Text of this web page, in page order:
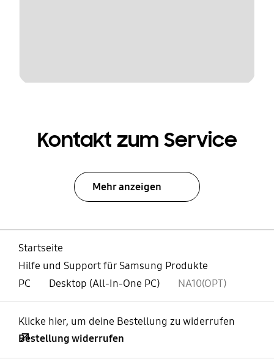
Kontakt zum Service
Mehr anzeigen
Startseite
Hilfe und Support für Samsung Produkte
PC
Desktop (All-In-One PC) NA10(OPT)
Klicke hier, um deine Bestellung zu widerrufen
Bestellung widerrufen